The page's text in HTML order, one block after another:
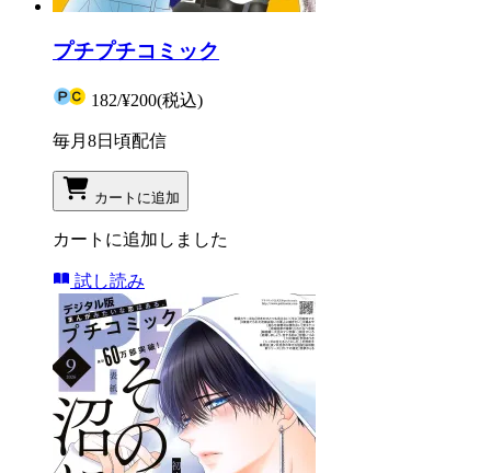
プチプチコミック
182/¥200(税込)
毎月8日頃配信
カートに追加
カートに追加しました
試し読み